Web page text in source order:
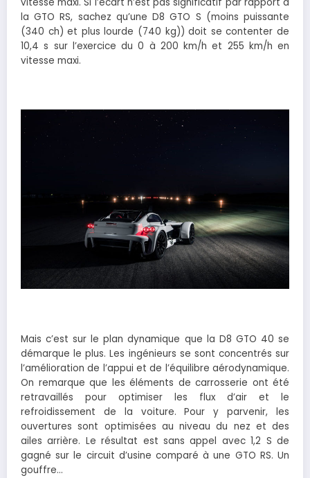
vitesse maxi. Si l’écart n’est pas significatif par rapport à
la GTO RS, sachez qu’une D8 GTO S (moins puissante
(340 ch) et plus lourde (740 kg)) doit se contenter de
10,4 s sur l’exercice du 0 à 200 km/h et 255 km/h en
vitesse maxi.
Mais c’est sur le plan dynamique que la D8 GTO 40 se
démarque le plus. Les ingénieurs se sont concentrés sur
l’amélioration de l’appui et de l’équilibre aérodynamique.
On remarque que les éléments de carrosserie ont été
retravaillés pour optimiser les flux d’air et le
refroidissement de la voiture. Pour y parvenir, les
ouvertures sont optimisées au niveau du nez et des
ailes arrière. Le résultat est sans appel avec 1,2 S de
gagné sur le circuit d’usine comparé à une GTO RS. Un
gouffre…